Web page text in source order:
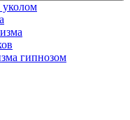
уколом
гипнозом